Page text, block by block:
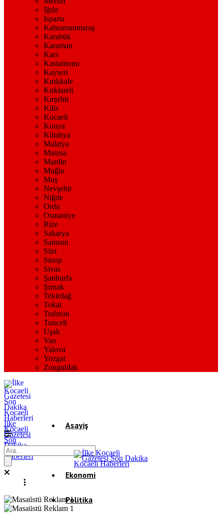
Iğdır
Isparta
Kahramanmaraş
Karabük
Karaman
Kars
Kastamonu
Kayseri
Kırıkkale
Kırklareli
Kırşehir
Kilis
Kocaeli
Konya
Kütahya
Malatya
Manisa
Mardin
Muğla
Muş
Nevşehir
Niğde
Ordu
Osmaniye
Rize
Sakarya
Samsun
Siirt
Sinop
Sivas
Şanlıurfa
Şırnak
Tekirdağ
Tokat
Trabzon
Tunceli
Uşak
Van
Yalova
Yozgat
Zonguldak
İlke
Kocaeli
Gazetesi
Son
Dakika
Kocaeli
Haberleri
Asayiş
Gündem
Ekonomi
Politika